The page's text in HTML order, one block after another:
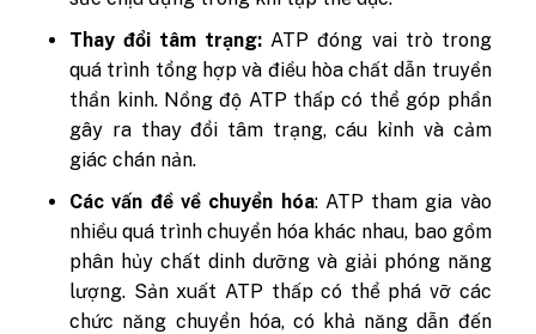
Thay đổi tâm trạng:ATP đóng vai trò trong
quá trình tổng hợp và điều hòa chất dẫn truyền
thần kinh. Nồng độ ATP thấp có thể góp phần
gây ra thay đổi tâm trạng, cáu kỉnh và cảm
giác chán nản.
Các vấn đề về chuyển hóa: ATP tham gia vào
nhiều quá trình chuyển hóa khác nhau, bao gồm
phân hủy chất dinh dưỡng và giải phóng năng
lượng. Sản xuất ATP thấp có thể phá vỡ các
chức năng chuyển hóa, có khả năng dẫn đến